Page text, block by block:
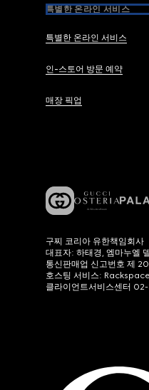
특별한 온라인 서비스
특별한 온라인 서비스
인-스토어 방문 예약
매장 픽업
구찌 코리아 유한책임회사
대표자: 하태경, 엠마누엘
통신판매업 신고번호 제
호스팅 서비스:
클라이언트서비스센터